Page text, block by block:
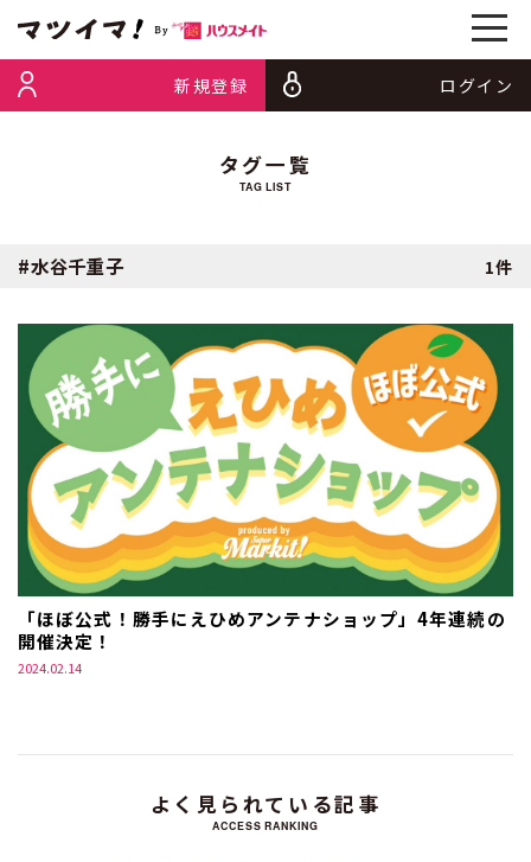
新規登録 ログイン
タグ一覧
TAG LIST
#水谷千重子 1件
「ほぼ公式！勝手にえひめアンテナショップ」4年連続の
開催決定！
2024.02.14
よく見られている記事
ACCESS RANKING